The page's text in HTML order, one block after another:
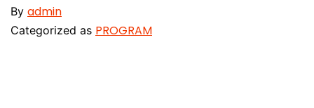
By admin
Categorized as PROGRAM